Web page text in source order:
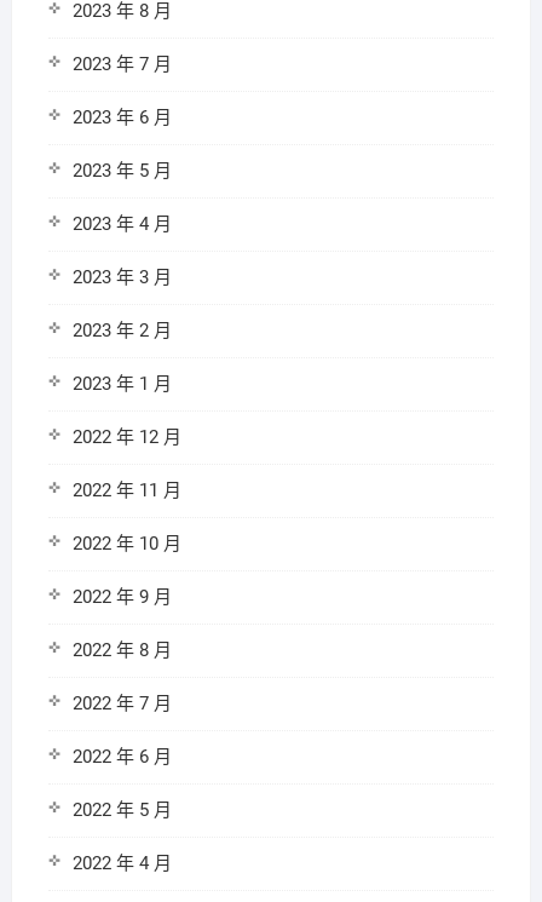
2023 年 8 月
2023 年 7 月
2023 年 6 月
2023 年 5 月
2023 年 4 月
2023 年 3 月
2023 年 2 月
2023 年 1 月
2022 年 12 月
2022 年 11 月
2022 年 10 月
2022 年 9 月
2022 年 8 月
2022 年 7 月
2022 年 6 月
2022 年 5 月
2022 年 4 月